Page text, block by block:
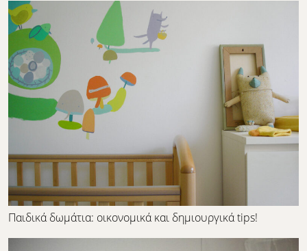
Παιδικά δωμάτια: οικονομικά και δημιουργικά tips!